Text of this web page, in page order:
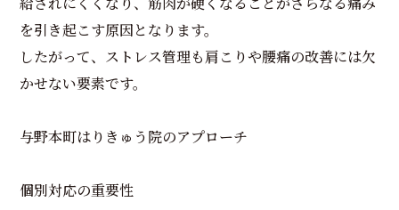
を引き起こす原因となります。
したがって、ストレス管理も肩こりや腰痛の改善には欠
かせない要素です。
与野本町はりきゅう院のアプローチ
個別対応の重要性